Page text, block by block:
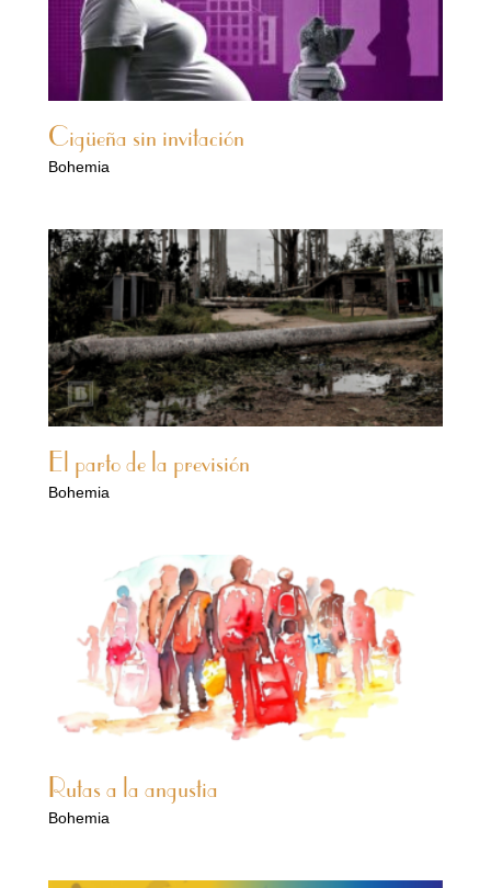
Cigüeña sin invitación
Bohemia
El parto de la previsión
Bohemia
Rutas a la angustia
Bohemia